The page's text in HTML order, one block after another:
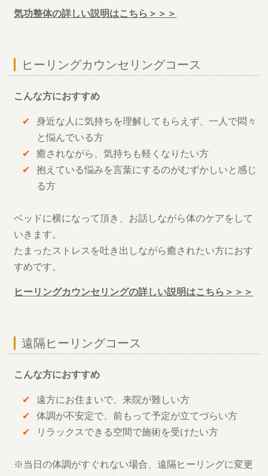
気功整体の詳しい説明はこちら＞＞＞
ヒーリングカウンセリングコース
こんな方におすすめ
身近な人に気持ちを理解してもらえず、一人で悶々
と悩んでいる方
癒されながら、気持ちも軽くなりたい方
抱えている悩みを言葉にするのがむずかしいと感じ
る方
ベッドに横になって頂き、お話しながら体のケアをして
いきます。
たまったストレスを吐き出しながら癒されたい方におす
すめです。
ヒーリングカウンセリングの詳しい説明はこちら＞＞＞
遠隔ヒーリングコース
こんな方におすすめ
遠方にお住まいで、来院が難しい方
体調が不安定で、前もって予定が立てづらい方
リラックスできる空間で施術を受けたい方
※当日の体調がすぐれない場合、遠隔ヒーリングに変更